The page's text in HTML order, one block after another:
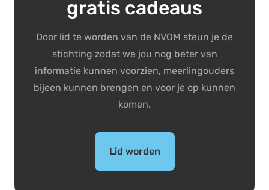
gratis cadeaus
Door lid te worden van de NVOM steun je de
stichting zodat we jou nog beter van
informatie kunnen voorzien, meerlingouders
bijeen kunnen brengen en voor je op kunnen
komen.
Lid worden